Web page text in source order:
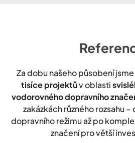
Za dobu našeho působení jsme
tisíce projektův oblasti
vodorovného dopravního
zakázkách různého rozsahu
dopravního režimu až po
značení pro větší